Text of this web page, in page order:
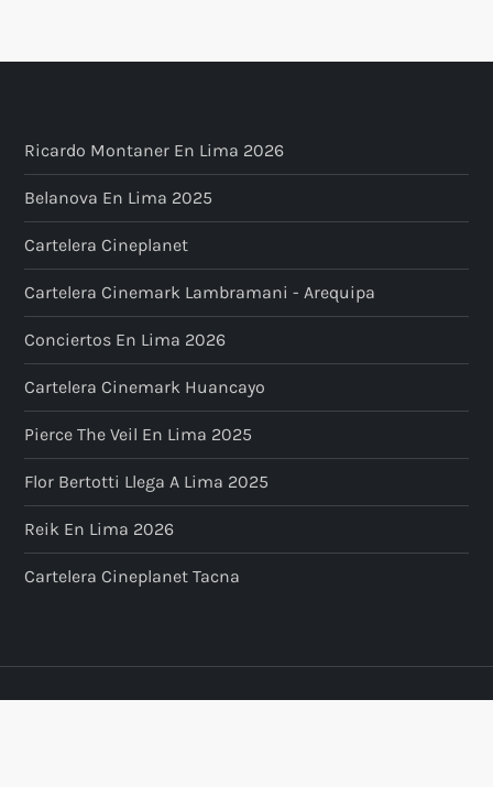
Ricardo Montaner En Lima 2026
Belanova En Lima 2025
Cartelera Cineplanet
Cartelera Cinemark Lambramani - Arequipa
Conciertos En Lima 2026
Cartelera Cinemark Huancayo
Pierce The Veil En Lima 2025
Flor Bertotti Llega A Lima 2025
Reik En Lima 2026
Cartelera Cineplanet Tacna